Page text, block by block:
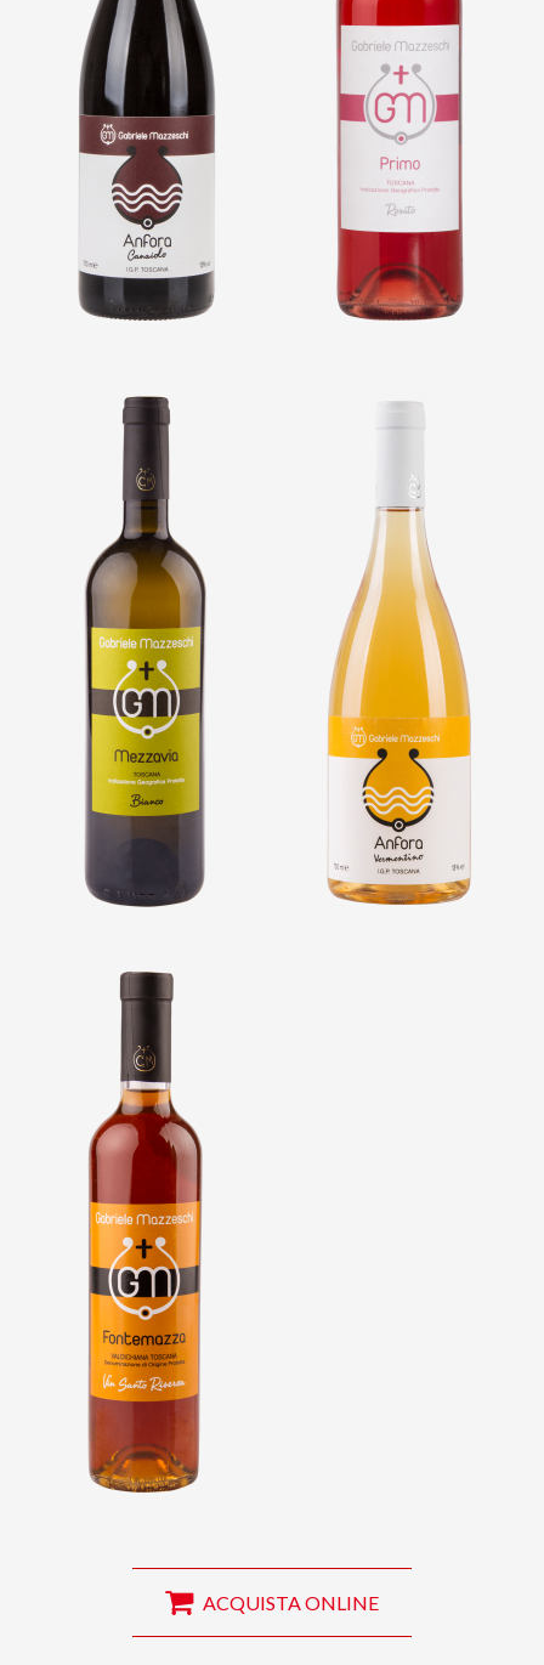
VAI ALLA SCHEDA VAI ALLA SCHEDA
IGP TOSCANA ROSSO
ANFORA
VAI ALLA SCHEDA
IGP TOSCANA ROSATO
PRIMO
VAI ALLA SCHEDA
IGP TOSCANA BIANCO
MEZZAVIA
VAI ALLA SCHEDA
ACQUISTA ONLINE